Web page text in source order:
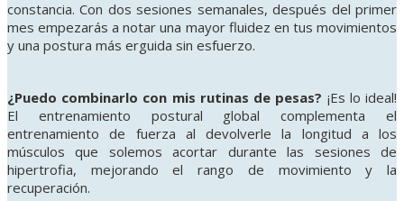
constancia. Con dos sesiones semanales, después del primer
mes empezarás a notar una mayor fluidez en tus movimientos
y una postura más erguida sin esfuerzo.
¿Puedo combinarlo con mis rutinas de pesas? ¡Es lo ideal!
El entrenamiento postural global complementa el
entrenamiento de fuerza al devolverle la longitud a los
músculos que solemos acortar durante las sesiones de
hipertrofia, mejorando el rango de movimiento y la
recuperación.